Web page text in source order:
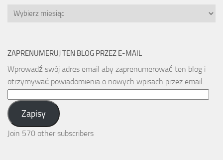
Archiwa
ZAPRENUMERUJ TEN BLOG PRZEZ E-MAIL
Wprowadź swój adres email aby zaprenumerować ten blog i
otrzymywać powiadomienia o nowych wpisach przez email.
Address:
Zapisy
Join 570 other subscribers